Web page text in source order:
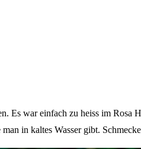
Es war einfach zu heiss im
in kaltes Wasser gibt.